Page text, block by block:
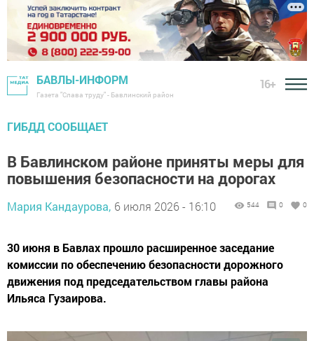
БАВЛЫ-ИНФОРМ
Газета "Слава труду" - Бавлинский район
16+
ГИБДД СООБЩАЕТ
В Бавлинском районе приняты меры для
повышения безопасности на дорогах
Мария Кандаурова, 6 июля 2026 - 16:10 544 0 0
30 июня в Бавлах прошло расширенное заседание
комиссии по обеспечению безопасности дорожного
движения под председательством главы района
Ильяса Гузаирова.